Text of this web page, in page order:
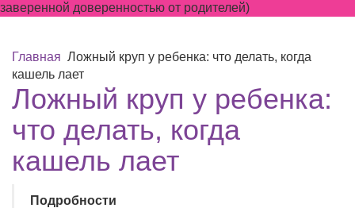
заверенной доверенностью от родителей)
Главная Ложный круп у ребенка: что делать, когда
кашель лает
Ложный круп у ребенка:
что делать, когда
кашель лает
Подробности